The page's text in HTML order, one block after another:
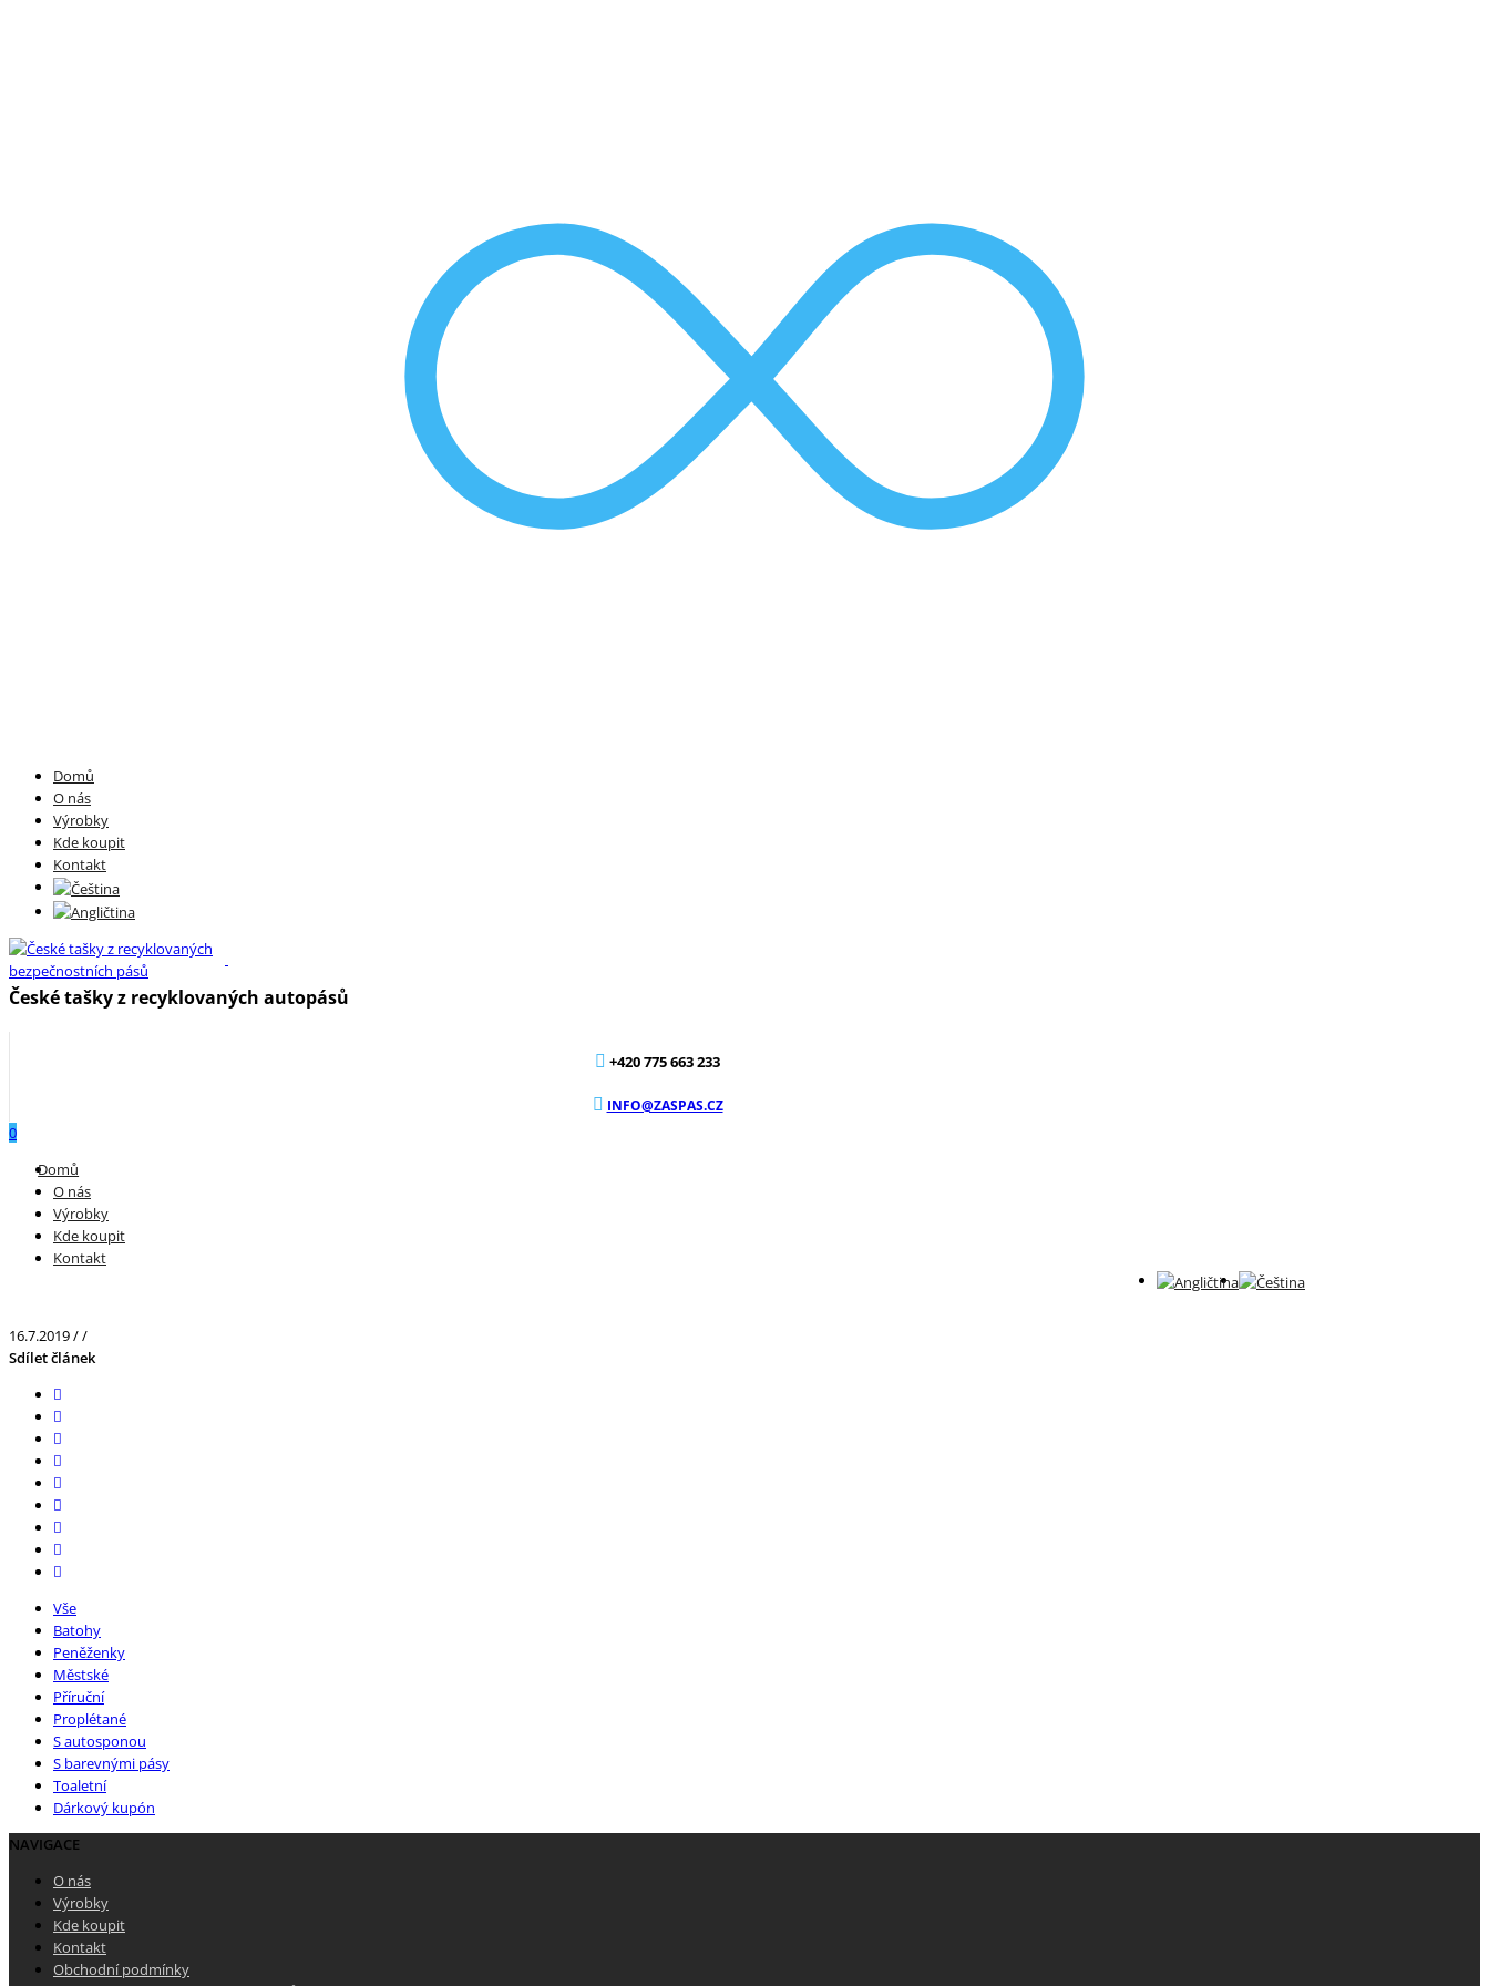
Domů
O nás
Výrobky
Kde koupit
Kontakt
České tašky z recyklovaných autopásů
+420 775 663 233
INFO@ZASPAS.CZ
0
Domů
O nás
Výrobky
Kde koupit
Kontakt
16.7.2019//
Sdílet článek
Vše
Batohy
Peněženky
Městské
Příruční
Proplétané
S autosponou
S barevnými pásy
Toaletní
Dárkový kupón
NAVIGACE
O nás
Výrobky
Kde koupit
Kontakt
Obchodní podmínky